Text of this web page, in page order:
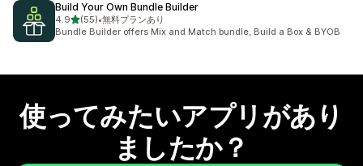
Build Your Own Bundle Builder
4.95つ星中
(55)
合計レビュー数：55件
•無料プランあり
Bundle Builder offers Mix and Match bundle, Build a Box & BYOB
使ってみたいアプリがあり
ましたか？